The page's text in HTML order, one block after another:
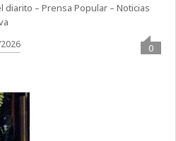
diarito – Prensa Popular – Noticias
0